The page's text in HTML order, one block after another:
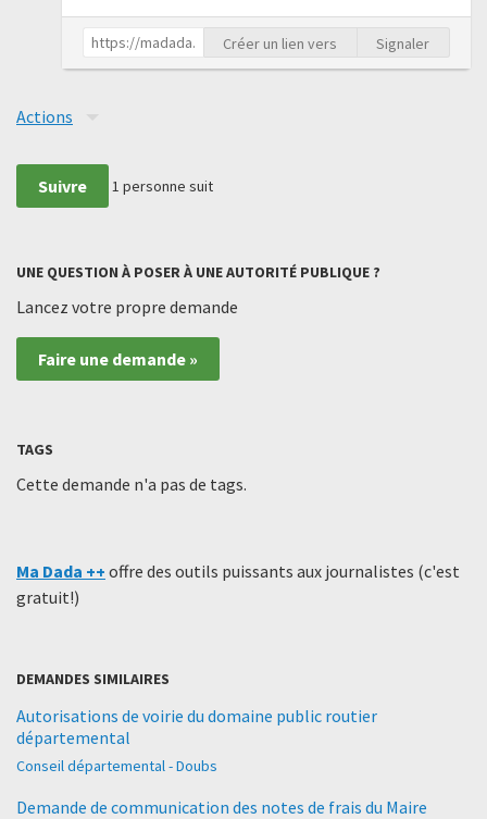
Créer un lien vers Signaler
Actions
Suivre 1 personne suit
UNE QUESTION À POSER À UNE AUTORITÉ PUBLIQUE ?
Lancez votre propre demande
Faire une demande »
TAGS
Cette demande n'a pas de tags.
Ma Dada ++ offre des outils puissants aux journalistes (c'est
gratuit!)
DEMANDES SIMILAIRES
Autorisations de voirie du domaine public routier
départemental
Conseil départemental - Doubs
Demande de communication des notes de frais du Maire